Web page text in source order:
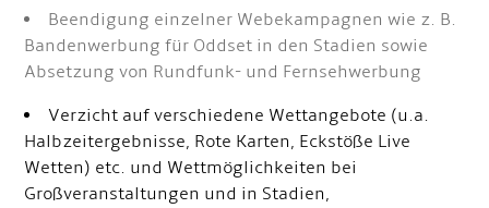
Beendigung einzelner Webekampagnen wie z. B.
Bandenwerbung für Oddset in den Stadien sowie
Absetzung von Rundfunk- und Fernsehwerbung
Verzicht auf verschiedene Wettangebote (u.a.
Halbzeitergebnisse, Rote Karten, Eckstöße Live
Wetten) etc. und Wettmöglichkeiten bei
Großveranstaltungen und in Stadien,